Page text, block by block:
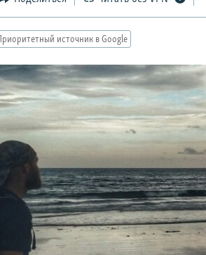
Приоритетный источник в Google